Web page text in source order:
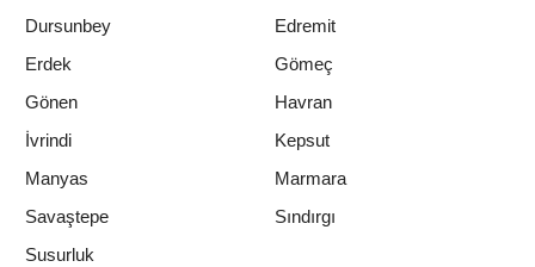
Dursunbey
Edremit
Erdek
Gömeç
Gönen
Havran
İvrindi
Kepsut
Manyas
Marmara
Savaştepe
Sındırgı
Susurluk